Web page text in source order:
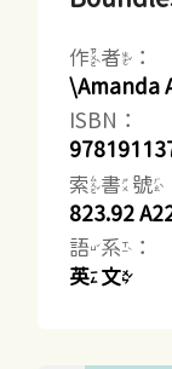
作者：
\Amanda
ISBN：
索書號
823.92
語系：
英文